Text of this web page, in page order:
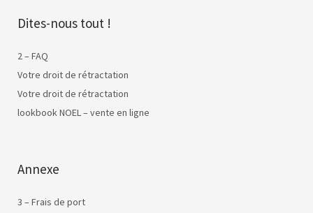
Dites-nous tout !
2 – FAQ
Votre droit de rétractation
Votre droit de rétractation
lookbook NOEL – vente en ligne
Annexe
3 – Frais de port